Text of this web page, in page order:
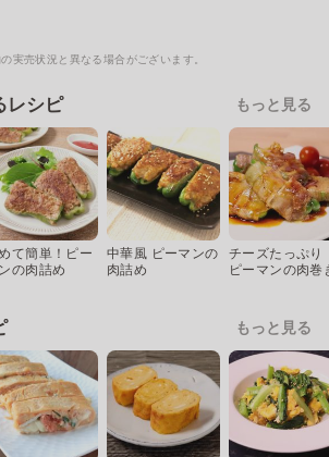
実売状況と異なる場合がございます。
レシピ もっと見る
て簡単！ピー
の肉詰め
中華風 ピーマンの
肉詰め
チーズたっぷり
ピーマンの肉巻
もっと見る